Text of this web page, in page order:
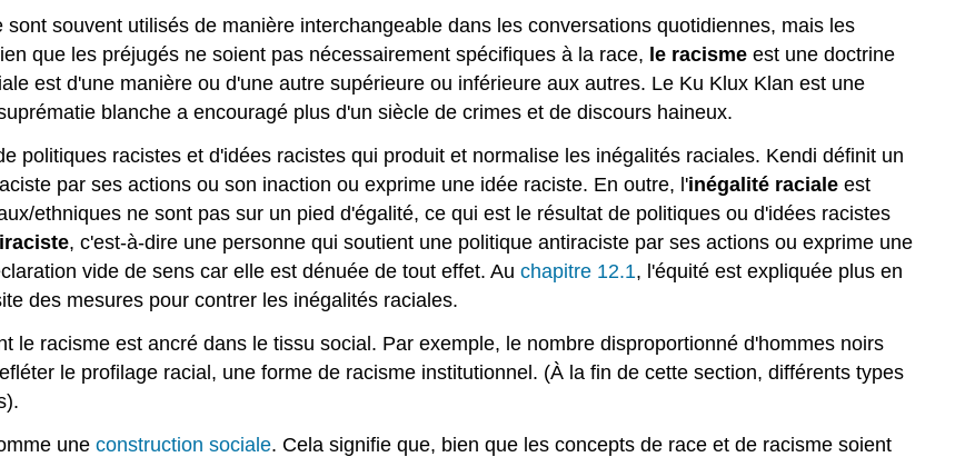
souvent utilisés de manière interchangeable dans les conversations quotidiennes, mais les
que les préjugés ne soient pas nécessairement spécifiques à la race, le racisme est une doctrine
est d'une manière ou d'une autre supérieure ou inférieure aux autres. Le Ku Klux Klan est une
blanche a encouragé plus d'un siècle de crimes et de discours haineux.
politiques racistes et d'idées racistes qui produit et normalise les inégalités raciales. Kendi définit un
par ses actions ou son inaction ou exprime une idée raciste. En outre, l'inégalité raciale est
ethniques ne sont pas sur un pied d'égalité, ce qui est le résultat de politiques ou d'idées racistes
, c'est-à-dire une personne qui soutient une politique antiraciste par ses actions ou exprime une
vide de sens car elle est dénuée de tout effet. Au chapitre 12.1, l'équité est expliquée plus en
des mesures pour contrer les inégalités raciales.
le racisme est ancré dans le tissu social. Par exemple, le nombre disproportionné d'hommes noirs
le profilage racial, une forme de racisme institutionnel. (À la fin de cette section, différents types
une construction sociale. Cela signifie que, bien que les concepts de race et de racisme soient